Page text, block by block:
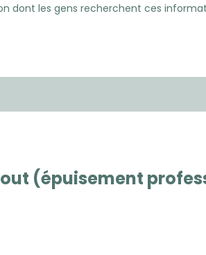
dont les gens recherchent ces
(épuisement